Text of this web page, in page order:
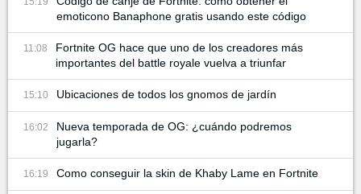
emoticono Banaphone gratis usando este código
11:08
Fortnite OG hace que uno de los creadores más
importantes del battle royale vuelva a triunfar
15:10 Ubicaciones de todos los gnomos de jardín
16:02
Nueva temporada de OG: ¿cuándo podremos
jugarla?
16:19 Como conseguir la skin de Khaby Lame en Fortnite